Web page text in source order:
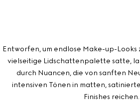
Entworfen, um endlose Make-up-Looks
vielseitige Lidschattenpalette satte,
durch Nuancen, die von sanften
intensiven Tönen in matten,
Finishes reichen.